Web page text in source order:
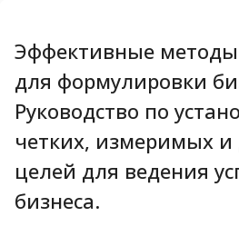
Эффективные методы
для формулировки
Руководство по
четких, измеримых
целей для ведения
бизнеса.